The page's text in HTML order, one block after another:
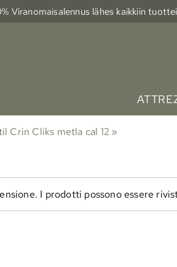
Viranomais­alennus lähes kaikkiin
Crin Cliks metla cal 12 ‪»
I prodotti possono essere